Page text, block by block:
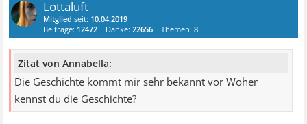
Lottaluft
Mitglied seit: 10.04.2019
Beiträge: 12472 Danke:22656 Themen:8
Zitat von Annabella:
Die Geschichte kommt mir sehr bekannt vor Woher
kennst du die Geschichte?